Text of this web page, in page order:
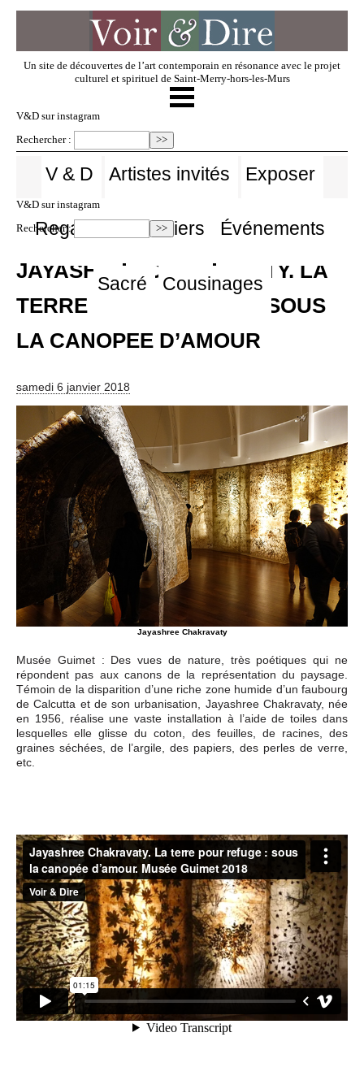
Un site de découvertes de l’art contemporain en résonance avec le projet
culturel et spirituel de Saint-Merry-hors-les-Murs
V & D
Artistes invités
Exposer
Regarder
Événements
Sacré
Cousinages
☰
V&D sur instagram
Rechercher :
V & D Artistes invités Exposer
Regarder Dossiers Événements
Sacré Cousinages
V&D sur instagram
Rechercher :
JAYASHREE CHAKRAVATY. LA
TERRE POUR REFUGE : SOUS
LA CANOPEE D’AMOUR
samedi 6 janvier 2018
Jayashree Chakravaty
Musée Guimet : Des vues de nature, très poétiques qui ne
répondent pas aux canons de la représentation du paysage.
Témoin de la disparition d’une riche zone humide d’un faubourg
de Calcutta et de son urbanisation, Jayashree Chakravaty, née
en 1956, réalise une vaste installation à l’aide de toiles dans
lesquelles elle glisse du coton, des feuilles, de racines, des
graines séchées, de l’argile, des papiers, des perles de verre,
etc.